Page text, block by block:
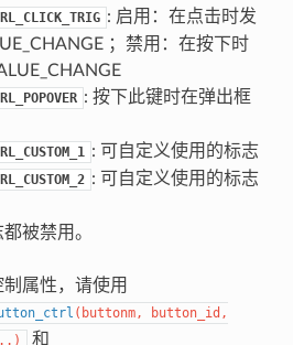
: 启用：在点击时发
；禁用：在按下时
: 按下此键时在弹出框
: 可自定义使用的标志
: 可自定义使用的标志
被禁用。
属性，请使用
( buttonm, button_id ,
) 和